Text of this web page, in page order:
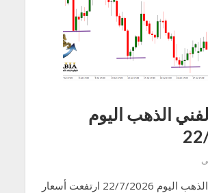
الذهب اليوم
التحليل الفني الذهب اليوم 22/7/2026 ارتفعت أسعار